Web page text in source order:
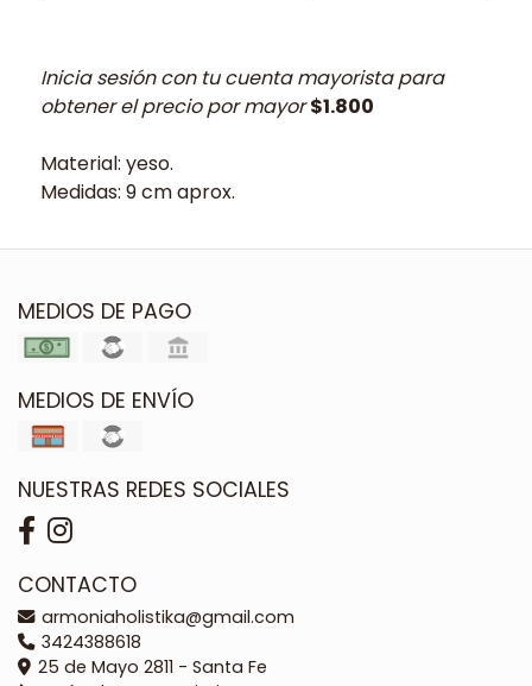
Inicia sesión con tu cuenta mayorista para
obtener el precio por mayor$1.800
Material: yeso.
Medidas: 9 cm aprox.
MEDIOS DE PAGO
MEDIOS DE ENVÍO
NUESTRAS REDES SOCIALES
CONTACTO
armoniaholistika@gmail.com
3424388618
25 de Mayo 2811 - Santa Fe